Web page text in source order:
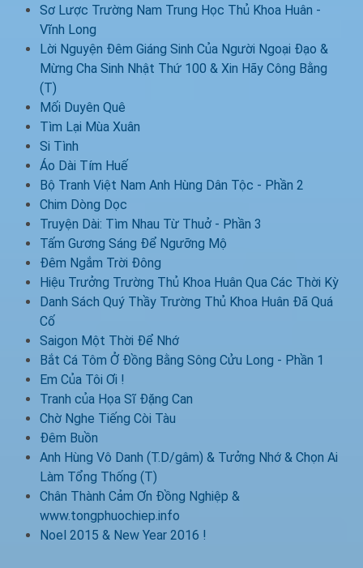
Sơ Lược Trường Nam Trung Học Thủ Khoa Huân -
Vĩnh Long
Lời Nguyện Đêm Giáng Sinh Của Người Ngoại Đạo &
Mừng Cha Sinh Nhật Thứ 100 & Xin Hãy Công Bằng
(T)
Mối Duyên Quê
Tìm Lại Mùa Xuân
Si Tình
Áo Dài Tím Huế
Bộ Tranh Việt Nam Anh Hùng Dân Tộc - Phần 2
Chim Dòng Dọc
Truyện Dài: Tìm Nhau Từ Thuở - Phần 3
Tấm Gương Sáng Để Ngưỡng Mộ
Đêm Ngắm Trời Đông
Hiệu Trưởng Trường Thủ Khoa Huân Qua Các Thời Kỳ
Danh Sách Quý Thầy Trường Thủ Khoa Huân Đã Quá
Cố
Saigon Một Thời Để Nhớ
Bắt Cá Tôm Ở Đồng Bằng Sông Cửu Long - Phần 1
Em Của Tôi Ơi !
Tranh của Họa Sĩ Đặng Can
Chờ Nghe Tiếng Còi Tàu
Đêm Buồn
Anh Hùng Vô Danh (T.D/gâm) & Tưởng Nhớ & Chọn Ai
Làm Tổng Thống (T)
Chân Thành Cảm Ơn Đồng Nghiệp &
www.tongphuochiep.info
Noel 2015 & New Year 2016 !